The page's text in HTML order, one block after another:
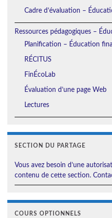
Cadre d’évaluation –
Ressources pédagogiques –
Planification – Éducation
RÉCITUS
FinÉcoLab
Évaluation d’une page Web
Lectures
SECTION DU PARTAGE
Vous avez besoin d’une
contenu de cette section.
COURS OPTIONNELS